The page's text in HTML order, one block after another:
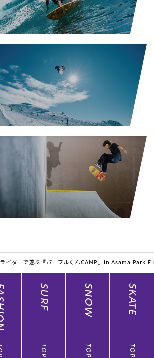
イダーで遊ぶ『パープルくんCAMP』in Asama Park
SURF
TOP
SNOW
TOP
SKATE
TOP